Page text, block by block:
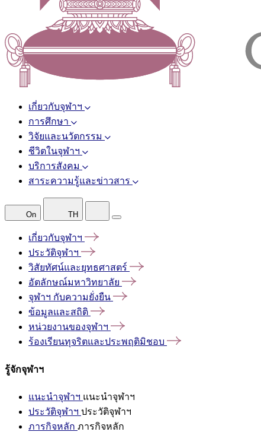
เกี่ยวกับจุฬาฯ
การศึกษา
วิจัยและนวัตกรรม
ชีวิตในจุฬาฯ
บริการสังคม
สาระความรู้และข่าวสาร
On TH
เกี่ยวกับจุฬาฯ
ประวัติจุฬาฯ
วิสัยทัศน์และยุทธศาสตร์
อัตลักษณ์มหาวิทยาลัย
จุฬาฯ กับความยั่งยืน
ข้อมูลและสถิติ
หน่วยงานของจุฬาฯ
ร้องเรียนทุจริตและประพฤติมิชอบ
รู้จักจุฬาฯ
แนะนำจุฬาฯ แนะนำจุฬาฯ
ประวัติจุฬาฯ ประวัติจุฬาฯ
ภารกิจหลัก ภารกิจหลัก